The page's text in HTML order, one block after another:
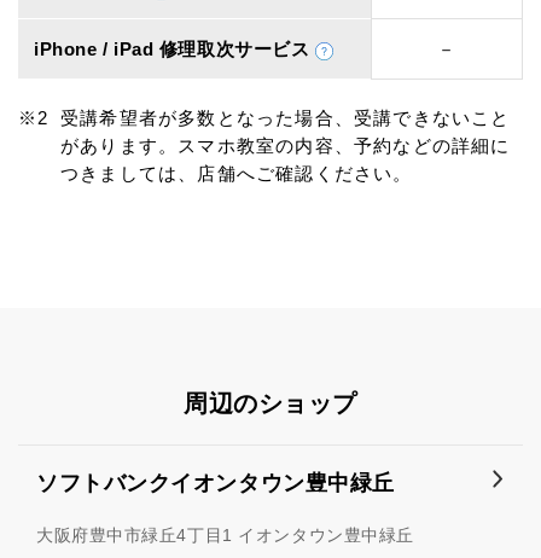
iPhone / iPad 修理取次サービス －
受講希望者が多数となった場合、受講できないこと
があります。スマホ教室の内容、予約などの詳細に
つきましては、店舗へご確認ください。
周辺のショップ
ソフトバンクイオンタウン豊中緑丘
大阪府豊中市緑丘4丁目1 イオンタウン豊中緑丘